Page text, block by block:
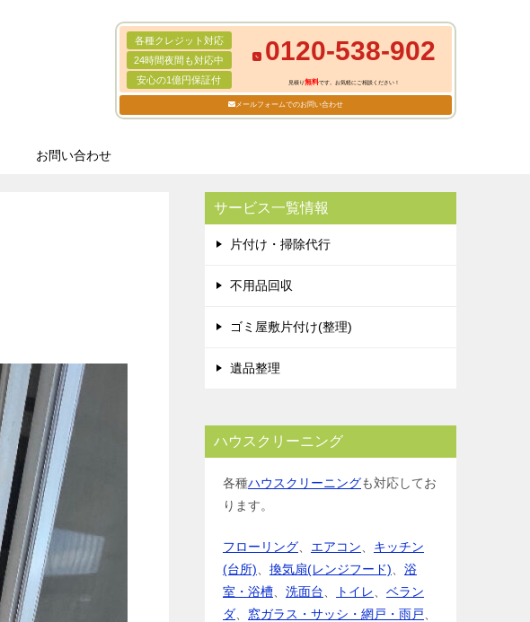
各種クレジット対応
24時間夜間も対応中
安心の1億円保証付
0120-538-902
見積り無料です。お気軽にご相談ください！
メールフォームでのお問い合わせ
お問い合わせ
サービス一覧情報
片付け・掃除代行
不用品回収
ゴミ屋敷片付け(整理)
遺品整理
ハウスクリーニング
各種ハウスクリーニングも対応してお
ります。
フローリング エアコン
キッチン
(台所)
換気扇(レンジフード)
浴
室・浴槽
洗面台 トイレ
ベラン
ダ
窓ガラス・サッシ・網戸・雨戸